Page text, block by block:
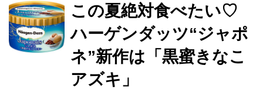
2Fのカフェ「GLOUGLOU
REEFUR(グルグル リーファー)」に、
和をテーマにした新作デザート&ドリ
ンクが2月15日(水)から登場します♪ ・
大人な味わいの和スイーツ 「和風あん
この夏絶対食べたい♡
ハーゲンダッツ“ジャポ
ネ”新作は「黒蜜きなこ
アズキ」